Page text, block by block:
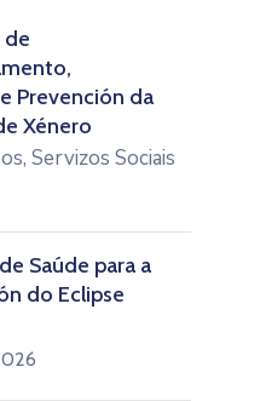
de
Prevención da
Xénero
Servizos Sociais
Saúde para a
do Eclipse